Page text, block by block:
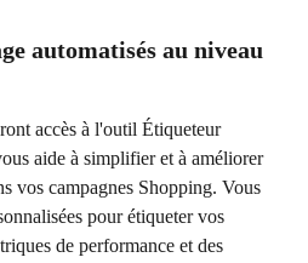
automatisés au niveau
accès à l'outil Étiqueteur
aide à simplifier et à améliorer
vos campagnes Shopping. Vous
pour étiqueter vos
de performance et des